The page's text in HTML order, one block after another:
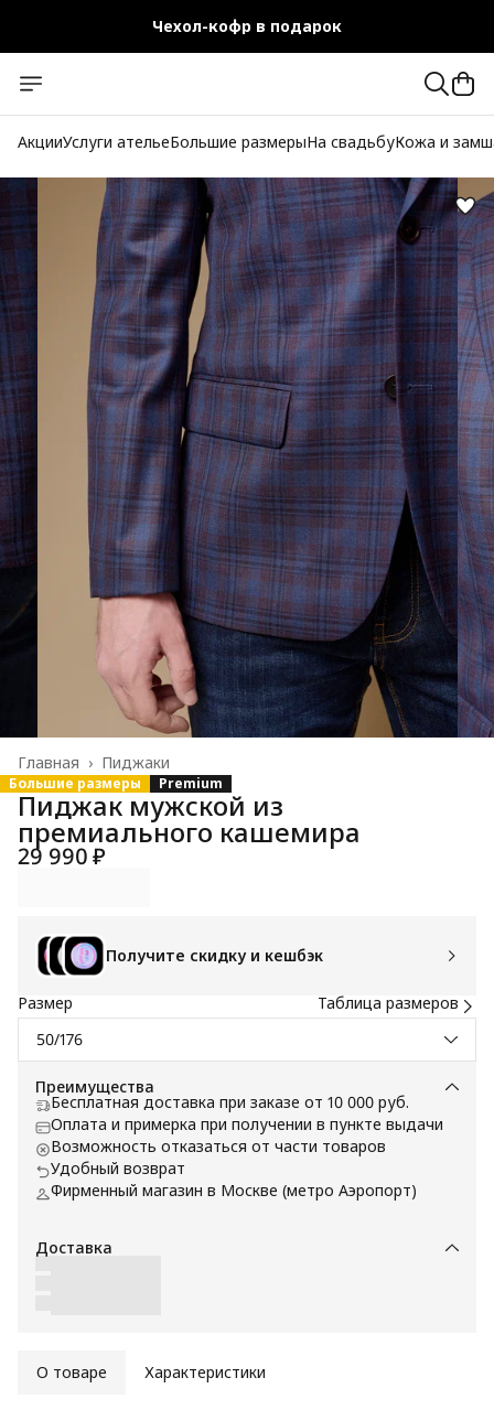
Чехол-кофр в подарок
Бесплатная доставка при заказе от 10 000 руб.
АкцииУслуги ательеБольшие размерыНа свадьбуКожа и
Пиджаки
Главная ›
Большие размеры Premium
Пиджак мужской из
премиального кашемира
29 990 ₽
Получите скидку и кешбэк
Размер
Таблица размеров
50/176
Преимущества
Бесплатная доставка при заказе от 10 000 руб.
Оплата и примерка при получении в пункте выдачи
Возможность отказаться от части товаров
Удобный возврат
Фирменный магазин в Москве (метро Аэропорт)
Доставка
О товаре Характеристики